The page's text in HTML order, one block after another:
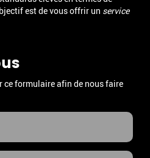
est de vous offrir un service
ce formulaire afin de nous faire